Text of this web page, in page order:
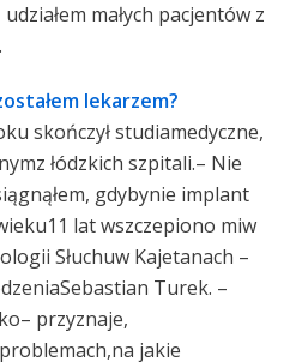
małych pacjentów z
lekarzem?
skończył studiamedyczne,
łódzkich szpitali.– Nie
gdybynie implant
lat wszczepiono miw
Słuchuw Kajetanach –
Turek. –
przyznaje,
jakie